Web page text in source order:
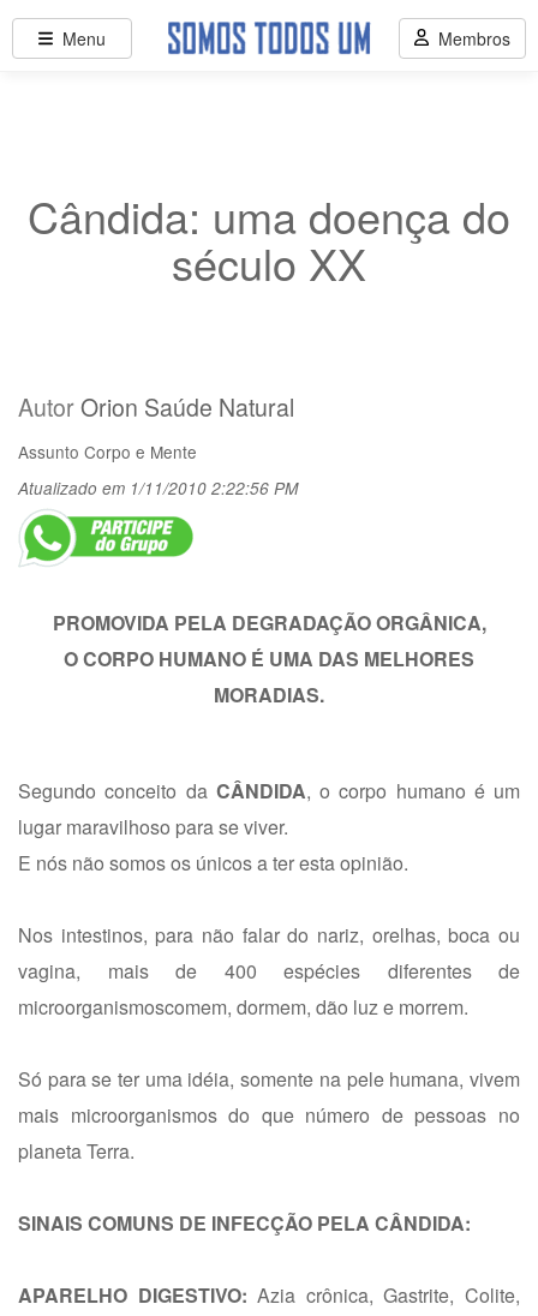
Cândida: uma doença do
século XX
AutorOrion Saúde Natural
Assunto Corpo e Mente
Atualizado em 1/11/2010 2:22:56 PM
PROMOVIDA PELA DEGRADAÇÃO ORGÂNICA,
O CORPO HUMANO É UMA DAS MELHORES
MORADIAS.
Segundo conceito da CÂNDIDA, o corpo humano é um
lugar maravilhoso para se viver.
E nós não somos os únicos a ter esta opinião.
Nos intestinos, para não falar do nariz, orelhas, boca ou
vagina, mais de 400 espécies diferentes de
microorganismoscomem, dormem, dão luz e morrem.
Só para se ter uma idéia, somente na pele humana, vivem
mais microorganismos do que número de pessoas no
planeta Terra.
SINAIS COMUNS DE INFECÇÃO PELA CÂNDIDA:
APARELHO DIGESTIVO: Azia crônica, Gastrite, Colite,
Menu Membros